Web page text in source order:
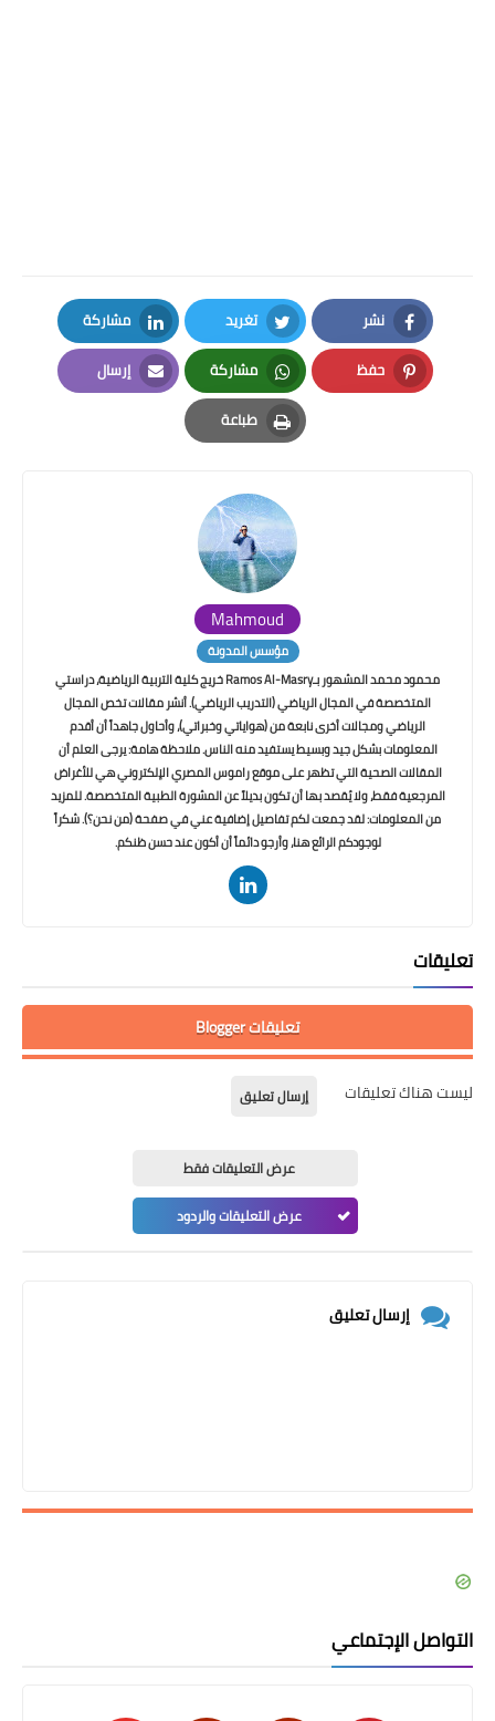
نشر
Facebook
تغريد
Twitter
مشاركة
LinkedIn
حفظ
Pinterest
مشاركة
Whatsapp
إرسال
Email
طباعة
Print
Mahmoud
مؤسس المدونة
محمود محمد المشهور بـRamos Al-Masry خريج كلية التربية الرياضية، دراستي
المتخصصة في المجال الرياضي (التدريب الرياضي). أنشر مقالات تخص المجال
الرياضي ومجالات أخرى نابعة من (هواياتي وخبراتي)، وأحاول جاهداً أن أقدم
المعلومات بشكل جيد وبسيط يستفيد منه الناس. ملاحظة هامة: يرجى العلم أن
المقالات الصحية التي تظهر على موقع راموس المصري الإلكتروني هي للأغراض
المرجعية فقط، ولا يُقصد بها أن تكون بديلاً عن المشورة الطبية المتخصصة. للمزيد
من المعلومات: لقد جمعت لكم تفاصيل إضافية عني في صفحة (من نحن؟). شكراً
لوجودكم الرائع هنا، وأرجو دائماً أن أكون عند حسن ظنكم.
تعليقات
تعليقات Blogger
ليست هناك تعليقات إرسال تعليق
عرض التعليقات فقط
عرض التعليقات والردود
إرسال تعليق
التواصل الإجتماعي